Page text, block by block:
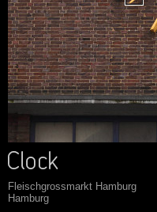
Fleischgrossmarkt Hamburg
Hamburg